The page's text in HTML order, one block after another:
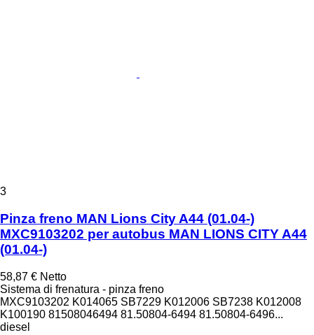
3
Pinza freno MAN Lions City A44 (01.04-)
MXC9103202 per autobus MAN LIONS CITY A44
(01.04-)
58,87 € Netto
Sistema di frenatura - pinza freno
MXC9103202 K014065 SB7229 K012006 SB7238 K012008
K100190 81508046494 81.50804-6494 81.50804-6496...
diesel